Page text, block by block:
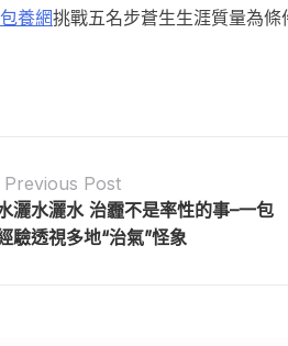
包養網挑戰五名步蒼生生涯質量為條
Previous Post
灑水灑水 治霾不是率性的事–一包
驗透視多地“治氣”怪象